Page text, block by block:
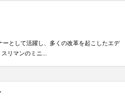
として活躍し、多くの改革を起こしたエデ
リマンのミニ...